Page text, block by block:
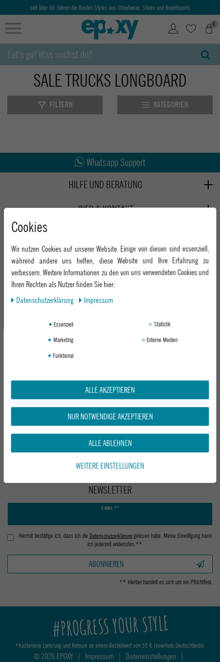
seit über 30 Jahren die Besten Styles aus Streetwear, Shoes und Boardsports
0
SALE TRUCKS LONGBOARD
FILTERN KATEGORIEN
Whatsapp Support
HILFE UND BERATUNG
Gutscheine
Click & Collect
INFO & KONTAKT
Samstag: 10:00 - 17:00
Whatsapp
Kontaktformular
Jobs
We Care - Wiederverwendete Verpackungen
Verleih
EPOXY STORES
Deggendorf
KEEP UP WITH US
Facebook
VERSAND
GEPRÜFTE SICHERHEIT
NEWSLETTER
E-MAIL **
Hiermit bestätige ich, dass ich die Daten­schutz­erklärunggelesen habe. Meine Einwilligung kann
ich jederzeit widerrufen.**
ABONNIEREN
** Hierbei handelt es sich um ein Pflichtfeld.
#PROGRESS YOUR STYLE
*Kostenlose Lieferung und Retoure ab einem Bestellwert von 50 € (innerhalb Deutschlands)
© 2026 EPOXY | Impressum | Dateneinstellungen |
Cookies
Wir nutzen Cookies auf unserer Website. Einige von diesen sind essenziell,
während andere uns helfen, diese Website und Ihre Erfahrung zu
verbessern. Weitere Informationen zu den von uns verwendeten Cookies und
Ihren Rechten als Nutzer finden Sie hier:
Daten­schutz­erklärung
Impressum
Essenziell
Statistik
Marketing
Externe Medien
Funktional
ALLE AKZEPTIEREN
NUR NOTWENDIGE AKZEPTIEREN
ALLE ABLEHNEN
WEITERE EINSTELLUNGEN